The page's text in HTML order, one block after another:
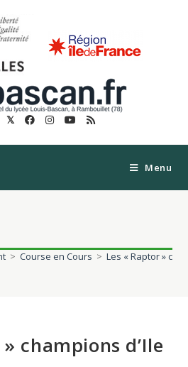
𝕏
Menu
> Course en Cours > Les « Raptor »
champions d’Ile